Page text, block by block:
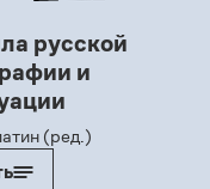
русской
и
(ред.)